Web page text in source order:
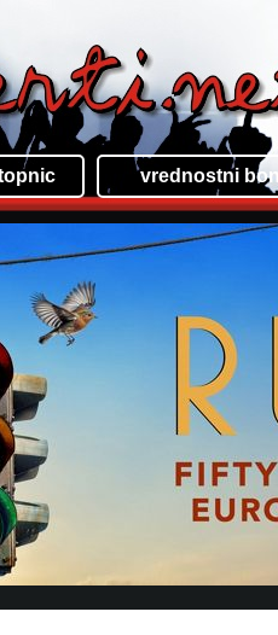
vrednostni bon